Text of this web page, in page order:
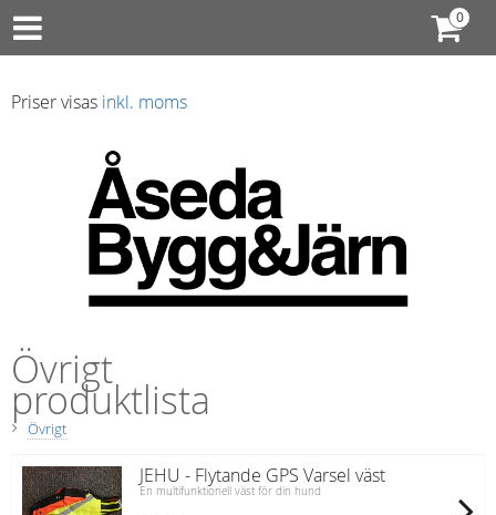
Priser visas inkl. moms
Övrigt
produktlista
Övrigt
JEHU - Flytande GPS Varsel väst
En multifunktionell väst för din hund